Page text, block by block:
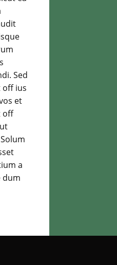
Sed
off ius
et
off
a
dum